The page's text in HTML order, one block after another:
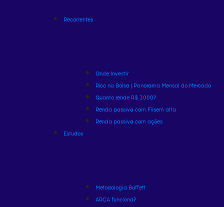
Recorrentes
Onde Investir
Rico na Bolsa | Panorama Mensal do Mercado
Quanto rende R$ 1000?
Renda passiva com Fiisem alta
Renda passiva com ações
Estudos
Metodologia Buffett
ARCA funciona?